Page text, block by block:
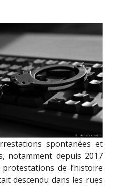
spontanées et
notamment depuis 2017
de l’histoire
descendu dans les rues